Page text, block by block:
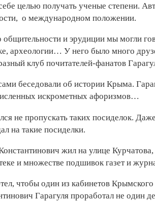
целью получать ученые степени.
о международном положении.
общительности и эрудиции мы могли
археологии… У него было много
клуб почитателей-фанатов
беседовали об истории Крыма.
искрометных афоризмов…
не пропускать таких посиделок.
на такие посиделки.
жил на улице
и множестве подшивок газет и
чтобы один из кабинетов
Гарагуля проработал не один